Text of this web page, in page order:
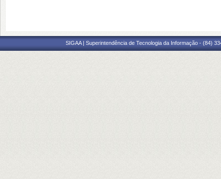
SIGAA | Superintendência de Tecnologia da Informação - (84)